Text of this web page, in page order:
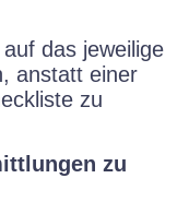
das jeweilige
anstatt einer
zu
zu